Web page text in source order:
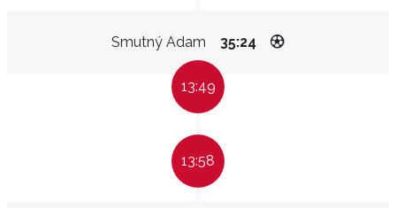
Smutný Adam 35:24
13:49
13:58